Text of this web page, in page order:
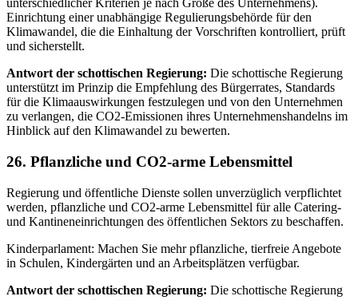
unterschiedlicher Kriterien je nach Größe des Unternehmens).
Einrichtung einer unabhängige Regulierungsbehörde für den
Klimawandel, die die Einhaltung der Vorschriften kontrolliert, prüft
und sicherstellt.
Antwort der schottischen Regierung: Die schottische Regierung
unterstützt im Prinzip die Empfehlung des Bürgerrates, Standards
für die Klimaauswirkungen festzulegen und von den Unternehmen
zu verlangen, die CO2-Emissionen ihres Unternehmenshandelns im
Hinblick auf den Klimawandel zu bewerten.
26. Pflanzliche und CO2-arme Lebensmittel
Regierung und öffentliche Dienste sollen unverzüglich verpflichtet
werden, pflanzliche und CO2-arme Lebensmittel für alle Catering-
und Kantineneinrichtungen des öffentlichen Sektors zu beschaffen.
Kinderparlament: Machen Sie mehr pflanzliche, tierfreie Angebote
in Schulen, Kindergärten und an Arbeitsplätzen verfügbar.
Antwort der schottischen Regierung: Die schottische Regierung